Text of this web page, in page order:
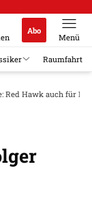
Abo
Menü
Raumfahrt
Red Hawk auch für